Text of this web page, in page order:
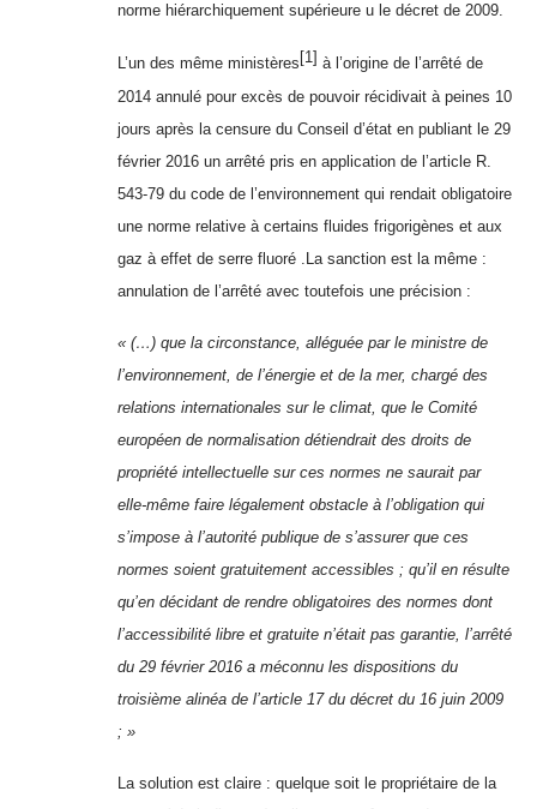
norme hiérarchiquement supérieure u le décret de 2009.
L’un des même ministères [1] à l’origine de l’arrêté de
2014 annulé pour excès de pouvoir récidivait à peines 10
jours après la censure du Conseil d’état en publiant le 29
février 2016 un arrêté pris en application de l’article R.
543-79 du code de l’environnement qui rendait obligatoire
une norme relative à certains fluides frigorigènes et aux
gaz à effet de serre fluoré .La sanction est la même :
annulation de l’arrêté avec toutefois une précision :
« (…) que la circonstance, alléguée par le ministre de
l’environnement, de l’énergie et de la mer, chargé des
relations internationales sur le climat, que le Comité
européen de normalisation détiendrait des droits de
propriété intellectuelle sur ces normes ne saurait par
elle-même faire légalement obstacle à l’obligation qui
s’impose à l’autorité publique de s’assurer que ces
normes soient gratuitement accessibles ; qu’il en résulte
qu’en décidant de rendre obligatoires des normes dont
l’accessibilité libre et gratuite n’était pas garantie, l’arrêté
du 29 février 2016 a méconnu les dispositions du
troisième alinéa de l’article 17 du décret du 16 juin 2009
; »
La solution est claire : quelque soit le propriétaire de la